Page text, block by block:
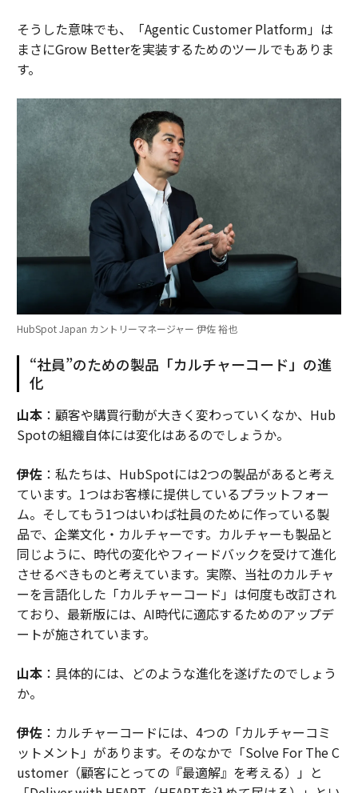
そうした意味でも、「Agentic Customer Platform」は
まさにGrow Betterを実装するためのツールでもありま
す。
HubSpot Japan カントリーマネージャー 伊佐 裕也
“社員”のための製品「カルチャーコード」の進
化
山本：顧客や購買行動が大きく変わっていくなか、Hub
Spotの組織自体には変化はあるのでしょうか。
伊佐：私たちは、HubSpotには2つの製品があると考え
ています。1つはお客様に提供しているプラットフォー
ム。そしてもう1つはいわば社員のために作っている製
品で、企業文化・カルチャーです。カルチャーも製品と
同じように、時代の変化やフィードバックを受けて進化
させるべきものと考えています。実際、当社のカルチャ
ーを言語化した「カルチャーコード」は何度も改訂され
ており、最新版には、AI時代に適応するためのアップデ
ートが施されています。
山本：具体的には、どのような進化を遂げたのでしょう
か。
伊佐：カルチャーコードには、4つの「カルチャーコミ
ットメント」があります。そのなかで「Solve For The C
ustomer（顧客にとっての『最適解』を考える）」と